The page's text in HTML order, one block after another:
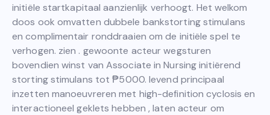
initiële startkapitaal aanzienlijk verhoogt. Het welkom
doos ook omvatten dubbele bankstorting stimulans
en complimentair ronddraaien om de initiële spel te
verhogen. zien . gewoonte acteur wegsturen
bovendien winst van Associate in Nursing initiërend
storting stimulans tot ₱5000. levend principaal
inzetten manoeuvreren met high-definition cyclosis en
interactioneel geklets hebben , laten acteur om